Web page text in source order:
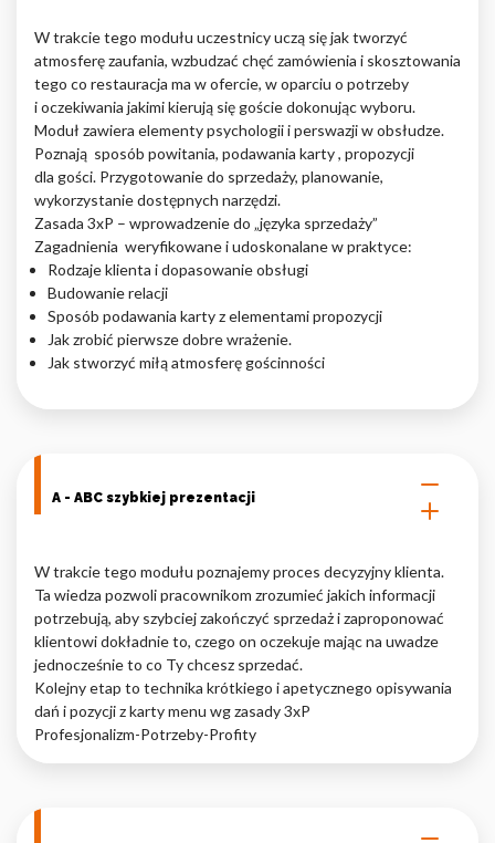
W trakcie tego modułu uczestnicy uczą się jak tworzyć
atmosferę zaufania, wzbudzać chęć zamówienia i skosztowania
tego co restauracja ma w ofercie, w oparciu o potrzeby
i oczekiwania jakimi kierują się goście dokonując wyboru.
Moduł zawiera elementy psychologii i perswazji w obsłudze.
Poznają sposób powitania, podawania karty , propozycji
dla gości. Przygotowanie do sprzedaży, planowanie,
wykorzystanie dostępnych narzędzi.
Zasada 3xP – wprowadzenie do „języka sprzedaży”
Zagadnienia weryfikowane i udoskonalane w praktyce:
Rodzaje klienta i dopasowanie obsługi
Budowanie relacji
Sposób podawania karty z elementami propozycji
Jak zrobić pierwsze dobre wrażenie.
Jak stworzyć miłą atmosferę gościnności
A - ABC szybkiej prezentacji
W trakcie tego modułu poznajemy proces decyzyjny klienta.
Ta wiedza pozwoli pracownikom zrozumieć jakich informacji
potrzebują, aby szybciej zakończyć sprzedaż i zaproponować
klientowi dokładnie to, czego on oczekuje mając na uwadze
jednocześnie to co Ty chcesz sprzedać.
Kolejny etap to technika krótkiego i apetycznego opisywania
dań i pozycji z karty menu wg zasady 3xP
Profesjonalizm-Potrzeby-Profity
Nieklasyfikowane pliki cookie, to pliki, które są w procesie
klasyfikowania, wraz z dostawcami poszczególnych ciasteczek.
Odrzuć
Zapisz moje preferencje
Akceptuj wszystko